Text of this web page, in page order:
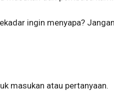
ingin menyapa? Jangan
masukan atau pertanyaan.